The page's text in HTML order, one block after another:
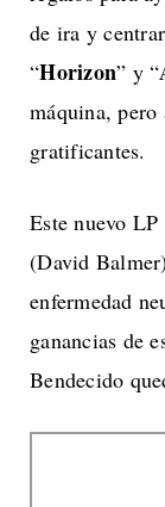
de ira y
“Horizon” y “
máquina, pero
gratificantes.
Este nuevo
(David
enfermedad
ganancias de
Bendecido